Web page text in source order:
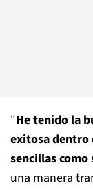
"He tenido la
exitosa dentro
sencillas como
una manera